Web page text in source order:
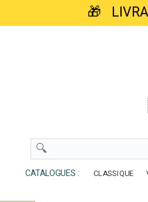
🎁
CATALOGUES : CLASSIQUE